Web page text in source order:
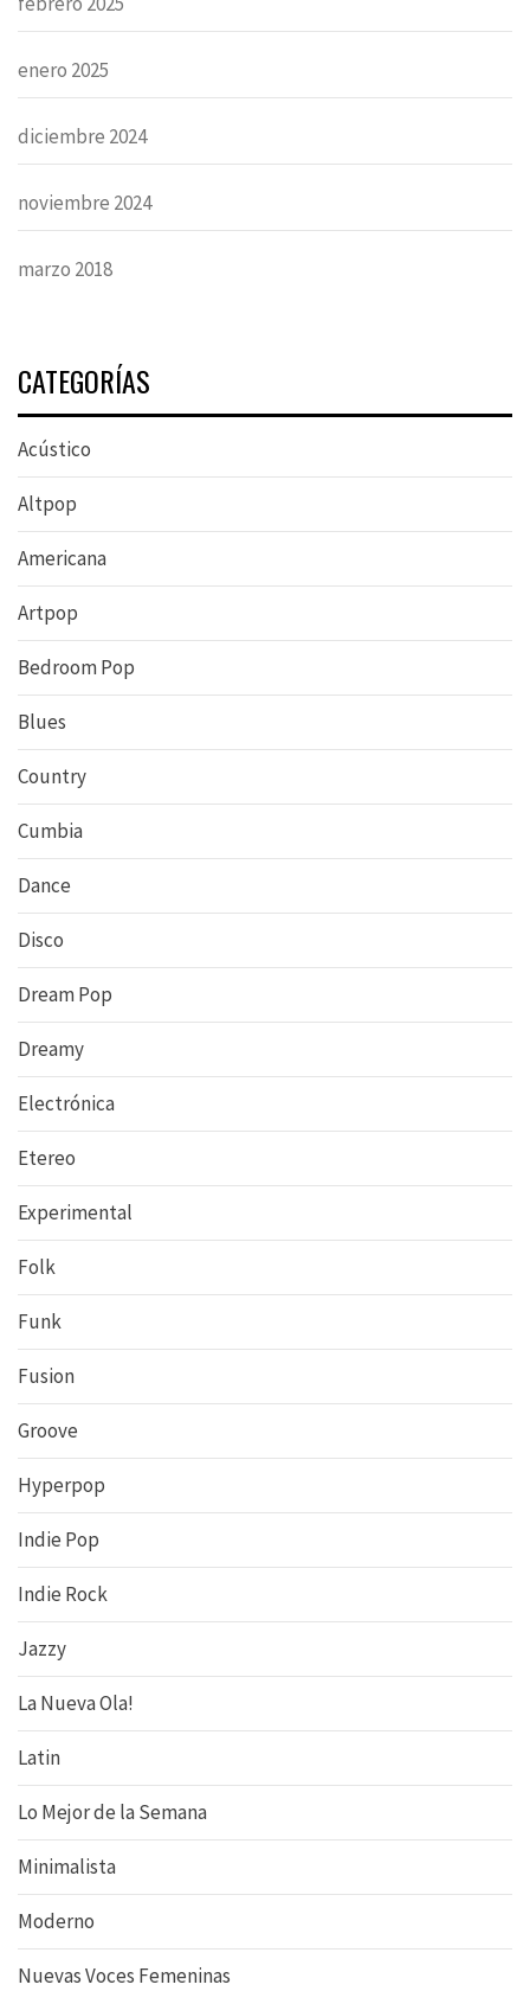
enero 2025
diciembre 2024
noviembre 2024
marzo 2018
CATEGORÍAS
Acústico
Altpop
Americana
Artpop
Bedroom Pop
Blues
Country
Cumbia
Dance
Disco
Dream Pop
Dreamy
Electrónica
Etereo
Experimental
Folk
Funk
Fusion
Groove
Hyperpop
Indie Pop
Indie Rock
Jazzy
La Nueva Ola!
Latin
Lo Mejor de la Semana
Minimalista
Moderno
Nuevas Voces Femeninas